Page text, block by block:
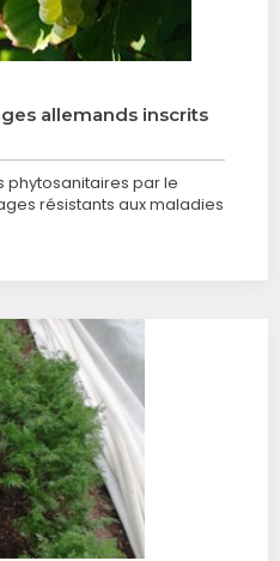
allemands inscrits
phytosanitaires par le
résistants aux maladies